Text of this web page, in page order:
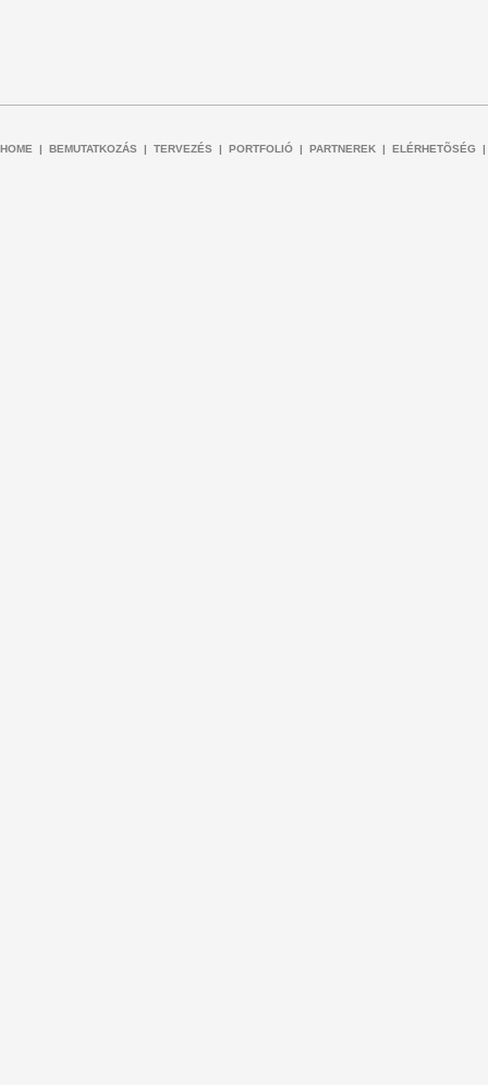
HOME | BEMUTATKOZÁS | TERVEZÉS | PORTFOLIÓ | PARTNEREK | ELÉRHETÕSÉG